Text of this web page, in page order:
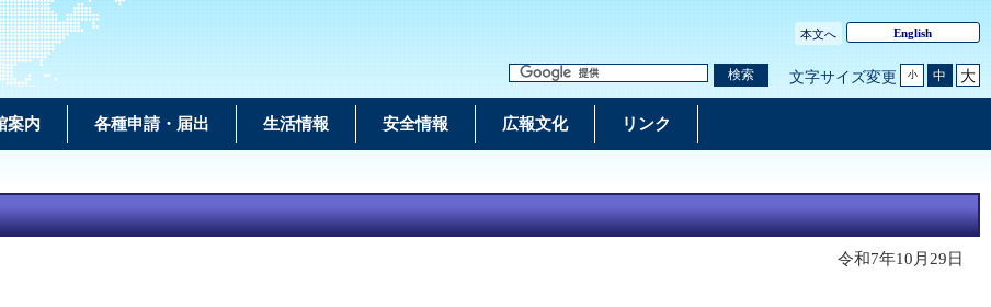
本文へ English
検索 文字サイズ変更 小 中 大
案内 各種申請・届出 生活情報 安全情報 広報文化 リンク
令和7年10月29日